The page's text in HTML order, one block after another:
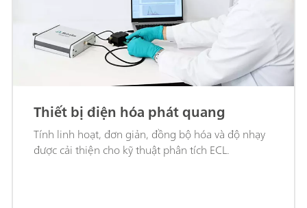
Thiết bị điện hóa phát quang
Tính linh hoạt, đơn giản, đồng bộ hóa và độ nhạy
được cải thiện cho kỹ thuật phân tích ECL.